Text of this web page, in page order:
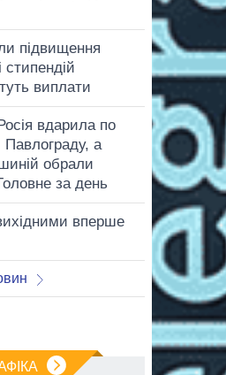
підвищення
стипендій
виплати
вдарила по
Павлограду, а
обрали
за день
вперше